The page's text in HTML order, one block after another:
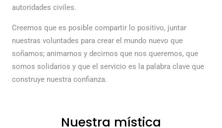
autoridades civiles.
Creemos que es posible compartir lo positivo, juntar
nuestras voluntades para crear el mundo nuevo que
soñamos; animarnos y decirnos que nos queremos, que
somos solidarios y que el servicio es la palabra clave que
construye nuestra confianza.
Nuestra mística